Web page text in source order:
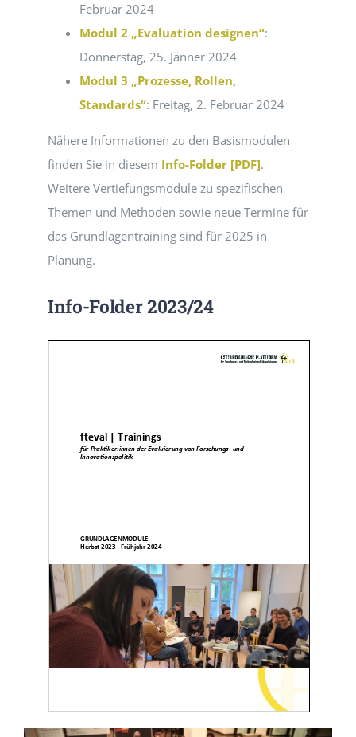
Februar 2024
Modul 2 „Evaluation designen“:
Donnerstag, 25. Jänner 2024
Modul 3 „Prozesse, Rollen,
Standards“: Freitag, 2. Februar 2024
Nähere Informationen zu den Basismodulen
finden Sie in diesem Info-Folder [PDF].
Weitere Vertiefungsmodule zu spezifischen
Themen und Methoden sowie neue Termine für
das Grundlagentraining sind für 2025 in
Planung.
Info-Folder 2023/24